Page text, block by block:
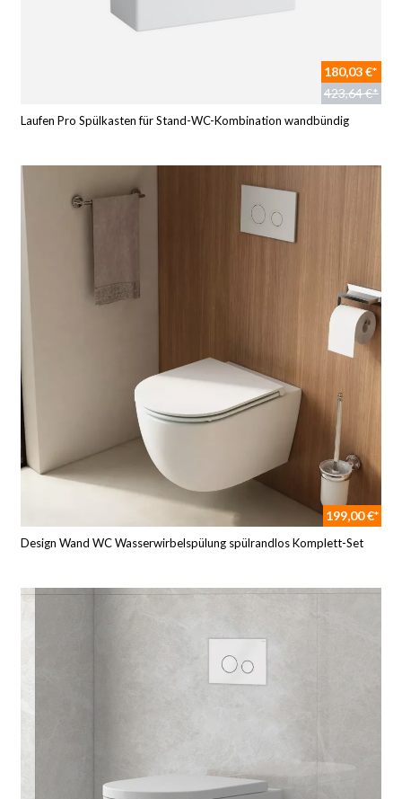
180,03 €*
423,64 €*
Laufen Pro Spülkasten für Stand-WC-Kombination wandbündig
199,00 €*
Design Wand WC Wasserwirbelspülung spülrandlos Komplett-Set